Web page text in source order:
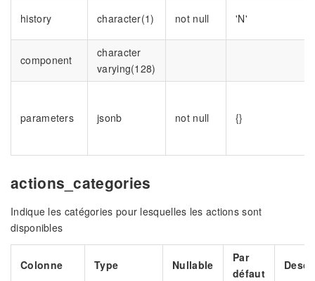
history character(1) not null 'N'
component
character
varying(128)
parameters jsonb not null {}
actions_categories
Indique les catégories pour lesquelles les actions sont
disponibles
Colonne Type Nullable
Par
défaut